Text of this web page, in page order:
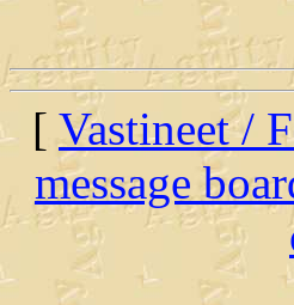
[ Vastineet /
message